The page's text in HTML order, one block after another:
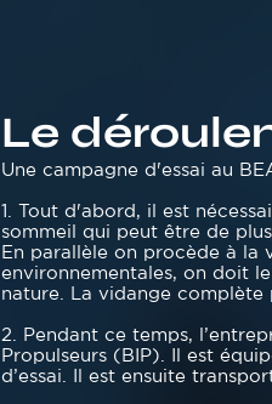
Le
Texte
Une campagne d'essai au
1. Tout d'abord, il est
sommeil qui peut être de
En parallèle on procède à la
environnementales, on doit
nature. La vidange complète
2. Pendant ce temps,
Propulseurs (BIP). Il est
d’essai. Il est ensuite